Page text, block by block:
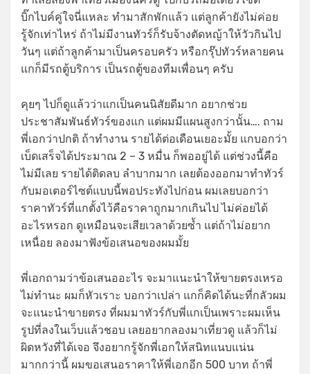
บิ๊กไบค์คู่ใจนี่แหละ ทำมาสักพักแล้ว แต่ลูกค้ายังไม่ค่อย
รู้จักเท่าไหร่ ถ้าไม่มีงานทัวร์ก็รับจ้างตัดหญ้าให้วัวกินไป
วันๆ แต่ถ้าลูกค้ามาเป็นครอบครัว หรือกรุ๊ปทัวร์หลายคน
แกก็มีรถตู้บริการ เป็นรถตู้ของทีมเพื่อนๆ ครับ
คุยๆ ไปก็ดูแล้วว่าแกเป็นคนนิสัยดีมาก อยากช่วย
ประชาสัมพันธ์ทัวร์ของแก แต่ผมมีแผนสูงกว่านั้น…. ถาม
พี่เอกว่าปกติ ถ้าทำงาน รายได้ต่อเดือนเยอะมั้ย แกบอกว่า
เบ็ดเสร็จได้ประมาณ 2 – 3 หมื่น ก็พออยู่ได้ แต่ช่วงนี้คือ
ไม่มีเลย รายได้ติดลบ ลำบากมาก เลยต้องออกมาทำทัวร์
กับมอเตอร์ไซต์แบบนี้พอประทังไปก่อน ผมเลยบอกว่า
ราคาทัวร์ที่แกตั้งไว้คือราคาถูกมากเกินไป ไม่ค่อยได้
อะไรหรอก ดูเหมือนจะเสียเวลาด้วยซ้ำ แต่ถ้าไม่อยาก
เหนื่อย ลองมาฟังข้อเสนอของผมมั้ย
พี่เอกถามว่าข้อเสนออะไร จะมาแนะนำให้ขายตรงเหรอ
ไม่ทำนะ ผมก็หัวเราะ บอกว่าเปล่า แกก็คิดได้นะที่กลัวผม
จะแนะนำขายตรง ที่ผมมาทัวร์กับพี่แกเป็นเพราะผมเห็น
รูปที่ลงในเว็บแล้วชอบ เลยอยากลองมาเที่ยวดู แล้วก็ไม่
ผิดหวังที่ได้เจอ จึงอยากรู้จักพี่เอกให้สนิทแนบแน่น
มากกว่านี้ ผมขอเสนอราคาให้พี่เอกอีก 500 บาท ถ้าพี่